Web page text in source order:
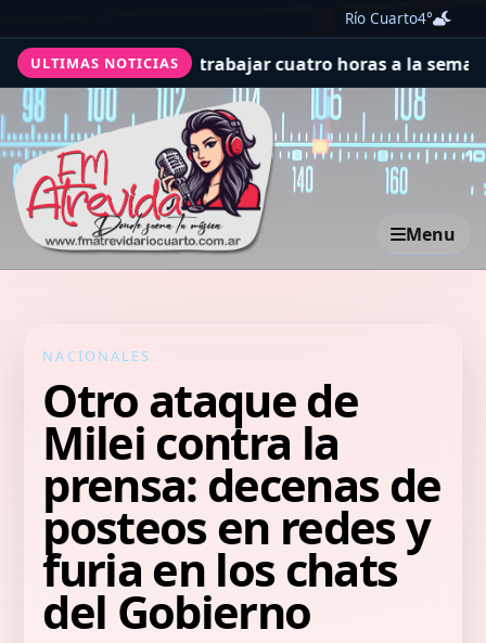
Río Cuarto4°
ULTIMAS NOTICIAS
promesa de trabajar cuatro horas a la semana se
Menu
NACIONALES
Otro ataque de
Milei contra la
prensa: decenas de
posteos en redes y
furia en los chats
del Gobierno